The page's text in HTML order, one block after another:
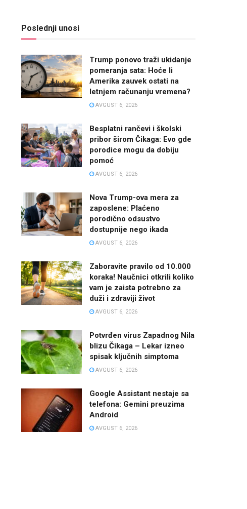
Poslednji unosi
Trump ponovo traži ukidanje
pomeranja sata: Hoće li
Amerika zauvek ostati na
letnjem računanju vremena?
AVGUST 6, 2026
Besplatni rančevi i školski
pribor širom Čikaga: Evo gde
porodice mogu da dobiju
pomoć
AVGUST 6, 2026
Nova Trump-ova mera za
zaposlene: Plaćeno
porodično odsustvo
dostupnije nego ikada
AVGUST 6, 2026
Zaboravite pravilo od 10.000
koraka! Naučnici otkrili koliko
vam je zaista potrebno za
duži i zdraviji život
AVGUST 6, 2026
Potvrđen virus Zapadnog Nila
blizu Čikaga – Lekar izneo
spisak ključnih simptoma
AVGUST 6, 2026
Google Assistant nestaje sa
telefona: Gemini preuzima
Android
AVGUST 6, 2026